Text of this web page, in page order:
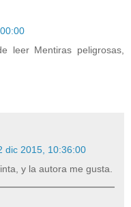
leer Mentiras peligrosas,
dic 2015, 10:36:00
y la autora me gusta.